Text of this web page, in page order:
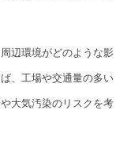
辺環境がどのような影
、工場や交通量の多い
大気汚染のリスクを考